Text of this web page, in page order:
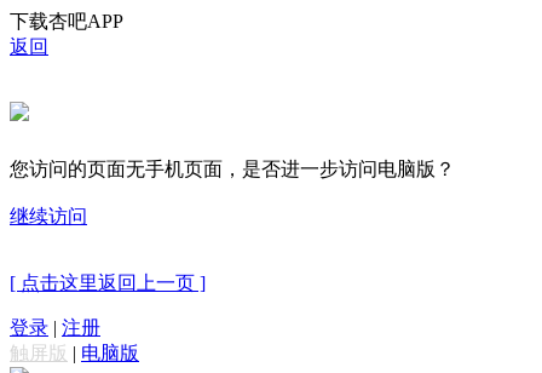
下载杏吧APP
返回
您访问的页面无手机页面，是否进一步访问电脑版？
继续访问
[ 点击这里返回上一页 ]
登录 | 注册
触屏版 | 电脑版